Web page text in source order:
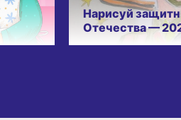
Нарисуй
Отечества —